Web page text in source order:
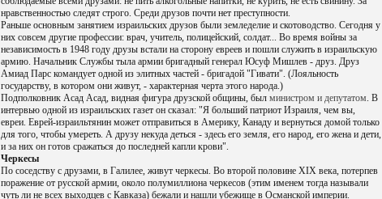
нравственностью следят строго. Среди друзов почти нет преступности.
Раньше основным занятием израильских друзов были земледелие и скотоводство. Сегодня у
них совсем другие профессии: врач, учитель, полицейский, солдат... Во время войны за
независимость в 1948 году друзы встали на сторону евреев и пошли служить в израильскую
армию. Начальник Службы тыла армии бригадный генерал Юсуф Мишлев - друз. Друз
Амиад Парс командует одной из элитных частей - бригадой "Гивати". (Лояльность
государству, в котором они живут, - характерная черта этого народа.)
Подполковник Асад Асад, видная фигура друзской общины, был министром и депутатом. В
интервью одной из израильских газет он сказал: "Я больший патриот Израиля, чем вы,
евреи. Еврей-израильтянин может отправиться в Америку, Канаду и вернуться домой только
для того, чтобы умереть. А друзу некуда деться - здесь его земля, его народ, его жена и дети,
и за них он готов сражаться до последней капли крови".
Черкесы
По соседству с друзами, в Галилее, живут черкесы. Во второй половине XIX века, потерпев
поражение от русской армии, около полумиллиона черкесов (этим именем тогда называли
чуть ли не всех выходцев с Кавказа) бежали и нашли убежище в Османской империи.